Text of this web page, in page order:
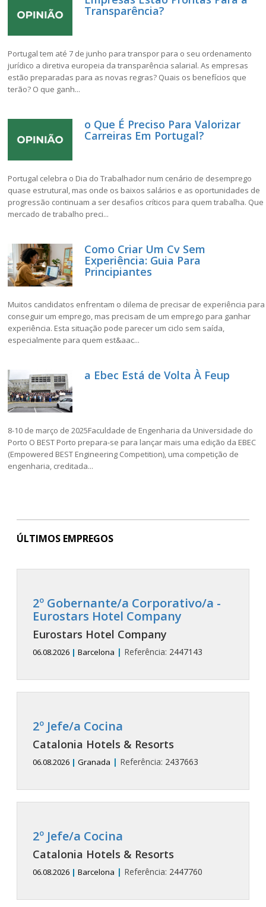
Transparência?
Portugal tem até 7 de junho para transpor para o seu ordenamento
jurídico a diretiva europeia da transparência salarial. As empresas
estão preparadas para as novas regras? Quais os benefícios que
terão? O que ganh...
o Que É Preciso Para Valorizar
Carreiras Em Portugal?
Portugal celebra o Dia do Trabalhador num cenário de desemprego
quase estrutural, mas onde os baixos salários e as oportunidades de
progressão continuam a ser desafios críticos para quem trabalha. Que
mercado de trabalho preci...
Como Criar Um Cv Sem
Experiência: Guia Para
Principiantes
Muitos candidatos enfrentam o dilema de precisar de experiência para
conseguir um emprego, mas precisam de um emprego para ganhar
experiência. Esta situação pode parecer um ciclo sem saída,
especialmente para quem est&aac...
a Ebec Está de Volta À Feup
8-10 de março de 2025Faculdade de Engenharia da Universidade do
Porto O BEST Porto prepara-se para lançar mais uma edição da EBEC
(Empowered BEST Engineering Competition), uma competição de
engenharia, creditada...
ÚLTIMOS EMPREGOS
2º Gobernante/a Corporativo/a -
Eurostars Hotel Company
Eurostars Hotel Company
06.08.2026 | Barcelona | Referência: 2447143
2º Jefe/a Cocina
Catalonia Hotels & Resorts
06.08.2026 | Granada | Referência: 2437663
2º Jefe/a Cocina
Catalonia Hotels & Resorts
06.08.2026 | Barcelona | Referência: 2447760